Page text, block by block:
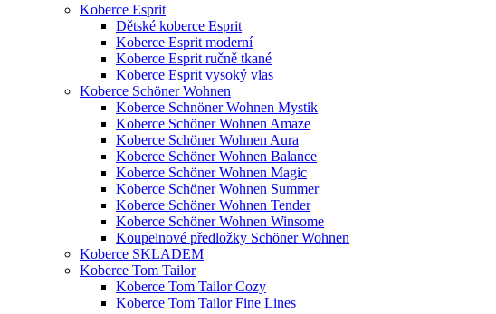
Koberce Esprit
Dětské koberce Esprit
Koberce Esprit moderní
Koberce Esprit ručně tkané
Koberce Esprit vysoký vlas
Koberce Schöner Wohnen
Koberce Schnöner Wohnen Mystik
Koberce Schöner Wohnen Amaze
Koberce Schöner Wohnen Aura
Koberce Schöner Wohnen Balance
Koberce Schöner Wohnen Magic
Koberce Schöner Wohnen Summer
Koberce Schöner Wohnen Tender
Koberce Schöner Wohnen Winsome
Koupelnové předložky Schöner Wohnen
Koberce SKLADEM
Koberce Tom Tailor
Koberce Tom Tailor Cozy
Koberce Tom Tailor Fine Lines